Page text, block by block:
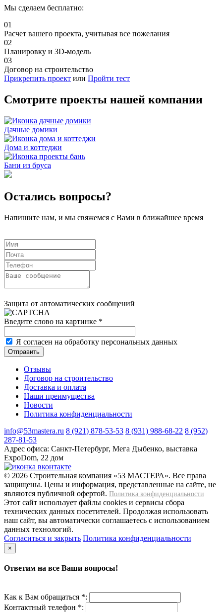
Мы сделаем бесплатно:
01
Расчет вашего проекта, учитывая все пожелания
02
Планировку и 3D-модель
03
Договор на строительство
Прикрепить проект или Пройти тест
Смотрите проекты нашей компании
Дачные домики
Дома и коттеджи
Бани из бруса
Остались вопросы?
Напишите нам, и мы свяжемся с Вами в ближайшее время
Защита от автоматических сообщений
Введите слово на картинке *
Я согласен на обработку персональных данных
Отзывы
Договор на строительство
Доставка и оплата
Наши преимущества
Новости
Политика конфиденциальности
info@53mastera.ru 8 (921) 878-53-53 8 (931) 988-68-22 8 (952)
287-81-53
Адрес офиса: Санкт-Петербург, Мега Дыбенко, выставка
ExpoDom, 22 дом
© 2026 Строительная компания «53 МАСТЕРА». Все права
защищены. Цены и информация, представленные на сайте, не
являются публичной офертой. Политика конфиденциальности
Этот сайт использует файлы cookies и сервисы сбора
технических данных посетителей. Продолжая использовать
наш сайт, вы автоматически соглашаетесь с использованием
данных технологий.
Согласиться и закрыть Политика конфиденциальности
×
Ответим на все Ваши вопросы!
Как к Вам обращаться *:
Контактный телефон *: